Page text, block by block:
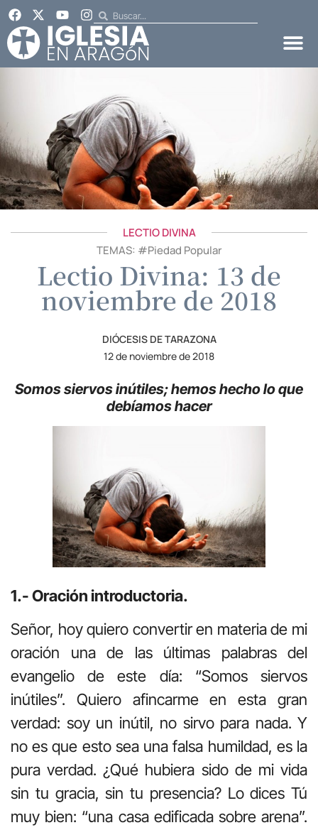
LECTIO DIVINA
TEMAS: #Piedad Popular
Lectio Divina: 13 de
noviembre de 2018
DIÓCESIS DE TARAZONA
12 de noviembre de 2018
Somos siervos inútiles; hemos hecho lo que
debíamos hacer
1.- Oración introductoria.
Señor, hoy quiero convertir en materia de mi
oración una de las últimas palabras del
evangelio de este día: “Somos siervos
inútiles”. Quiero afincarme en esta gran
verdad: soy un inútil, no sirvo para nada. Y
no es que esto sea una falsa humildad, es la
pura verdad. ¿Qué hubiera sido de mi vida
sin tu gracia, sin tu presencia? Lo dices Tú
muy bien: “una casa edificada sobre arena”.